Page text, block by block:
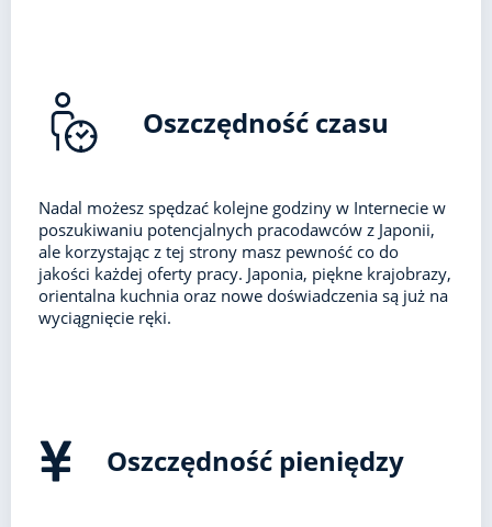
Oszczędność czasu
Nadal możesz spędzać kolejne godziny w Internecie w
poszukiwaniu potencjalnych pracodawców z Japonii,
ale korzystając z tej strony masz pewność co do
jakości każdej oferty pracy. Japonia, piękne krajobrazy,
orientalna kuchnia oraz nowe doświadczenia są już na
wyciągnięcie ręki.
Oszczędność pieniędzy